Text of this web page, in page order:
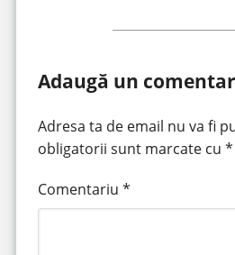
Adaugă un
Adresa ta de email nu va fi
obligatorii sunt marcate cu *
Comentariu *